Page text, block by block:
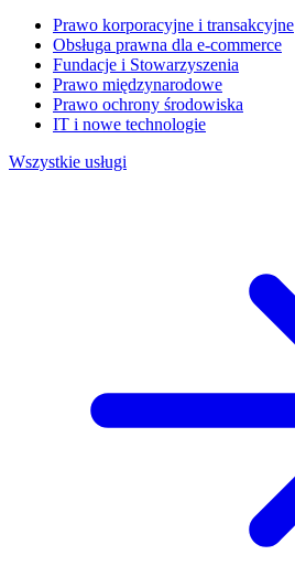
Prawo korporacyjne i transakcyjne
Obsługa prawna dla e-commerce
Fundacje i Stowarzyszenia
Prawo międzynarodowe
Prawo ochrony środowiska
IT i nowe technologie
Wszystkie usługi